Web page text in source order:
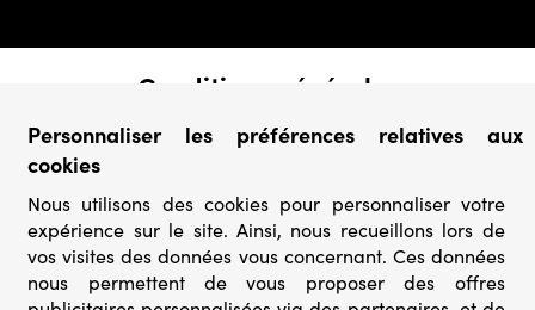
Conditions générales
› Conditions de vente
› Conditions d’utilisation
› Confidentialité & Protection des Données
› Informations légales
Catégories
› Marques
Personnaliser les préférences relatives aux
cookies
Nous utilisons des cookies pour personnaliser votre
expérience sur le site. Ainsi, nous recueillons lors de
vos visites des données vous concernant. Ces données
nous permettent de vous proposer des offres